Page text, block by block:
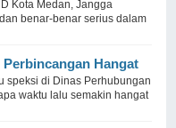
Kota Medan, Jangga
benar-benar serius dalam
Hangat
speksi di Dinas Perhubungan
waktu lalu semakin hangat